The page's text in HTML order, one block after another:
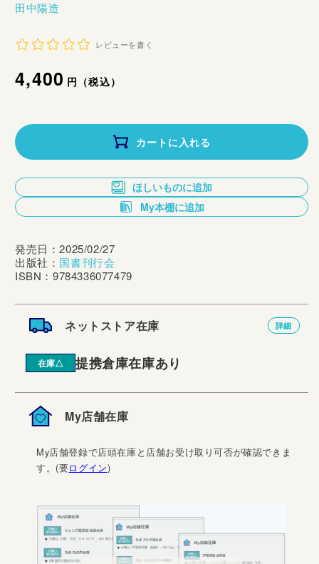
田中陽造
レビューを書く
通
価
格
4,400円（税込）
カートに入れる
ほしいものに追加
My本棚に追加
発売日：2025/02/27
出版社： 国書刊行会
ISBN：9784336077479
ネットストア在庫 詳細
在庫△ 提携倉庫在庫あり
My店舗在庫
My店舗登録で店頭在庫と店舗お受け取り可否が確認できま
す。(要ログイン)